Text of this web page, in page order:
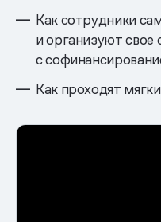
Как сотрудники
и организуют свое
с
Как проходят